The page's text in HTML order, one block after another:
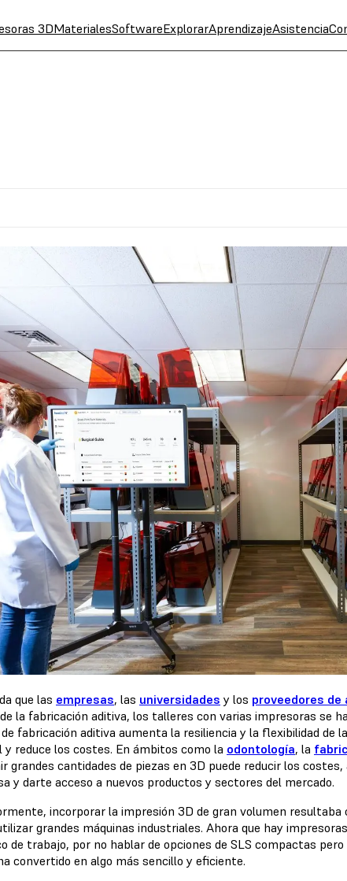
3DMaterialesSoftwareExplorarAprendizajeAsistencia
que las empresas, las universidades y los proveedores
la fabricación aditiva, los talleres con varias impresoras se
fabricación aditiva aumenta la resiliencia y la flexibilidad de
y reduce los costes. En ámbitos como la odontología, la
grandes cantidades de piezas en 3D puede reducir los
y darte acceso a nuevos productos y sectores del mercado.
incorporar la impresión 3D de gran volumen
grandes máquinas industriales. Ahora que hay
de trabajo, por no hablar de opciones de SLS compactas
convertido en algo más sencillo y eficiente.